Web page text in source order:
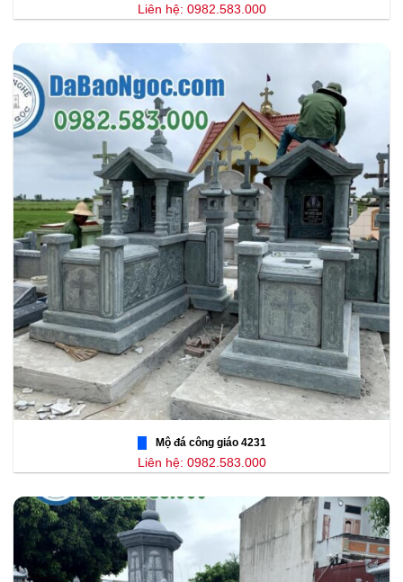
Liên hệ: 0982.583.000
Mộ đá công giáo 4231
Liên hệ: 0982.583.000